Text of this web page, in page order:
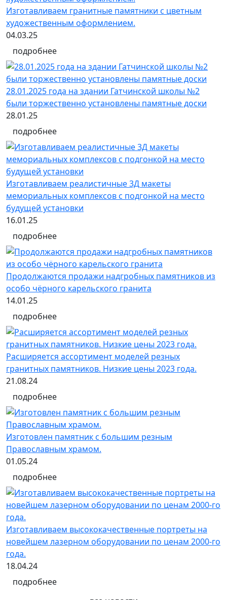
Изготавливаем гранитные памятники с цветным
художественным оформлением.
04.03.25
подробнее
28.01.2025 года на здании Гатчинской школы №2
были торжественно установлены памятные доски
28.01.25
подробнее
Изготавливаем реалистичные 3Д макеты
мемориальных комплексов с подгонкой на место
будущей установки
16.01.25
подробнее
Продолжаются продажи надгробных памятников из
особо чёрного карельского гранита
14.01.25
подробнее
Расширяется ассортимент моделей резных
гранитных памятников. Низкие цены 2023 года.
21.08.24
подробнее
Изготовлен памятник с большим резным
Православным храмом.
01.05.24
подробнее
Изготавливаем высококачественные портреты на
новейшем лазерном оборудовании по ценам 2000-го
года.
18.04.24
подробнее